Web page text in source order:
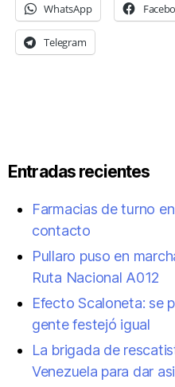
WhatsApp
Telegram
Entradas recientes
Farmacias de turno
contacto
Pullaro puso en
Ruta Nacional A012
Efecto Scaloneta: se
gente festejó igual
La brigada de
Venezuela para dar